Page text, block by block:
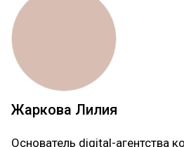
Жаркова Лилия
Основатель digital-агентства